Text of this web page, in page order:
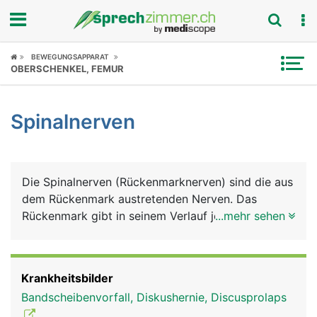
Fokus
Symptome
News
Rubriken
BEWEGUNGSAPPARAT
OBERSCHENKEL, FEMUR
Spinalnerven
Die Spinalnerven (Rückenmarknerven) sind die aus
dem Rückenmark austretenden Nerven. Das
Rückenmark gibt in seinem Verlauf jeweils auf der
Es gibt demnach auf jeder Seite 8 Halsnerven, 12
Brustnerven, 5 Lendennerven und 1 Steissbeinnerv.
...mehr sehen
Krankheitsbilder
Bandscheibenvorfall, Diskushernie, Discusprolaps